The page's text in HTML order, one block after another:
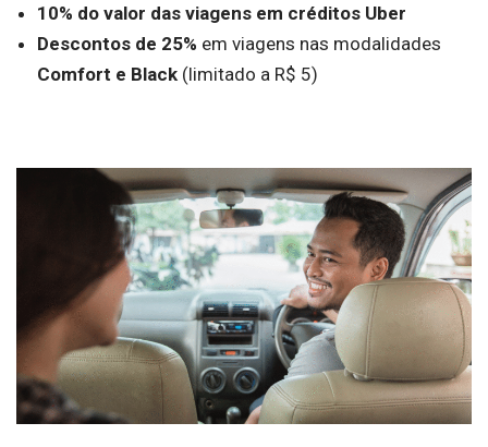
10% do valor das viagens em créditos Uber
Descontos de 25% em viagens nas modalidades
Comfort e Black (limitado a R$ 5)